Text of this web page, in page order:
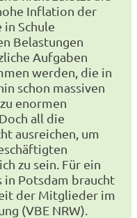
Inflation der
in Schule
Belastungen
Aufgaben
werden, die in
schon massiven
enormen
all die
ausreichen, um
zu sein. Für ein
in Potsdam braucht
der Mitglieder im
(VBE NRW).